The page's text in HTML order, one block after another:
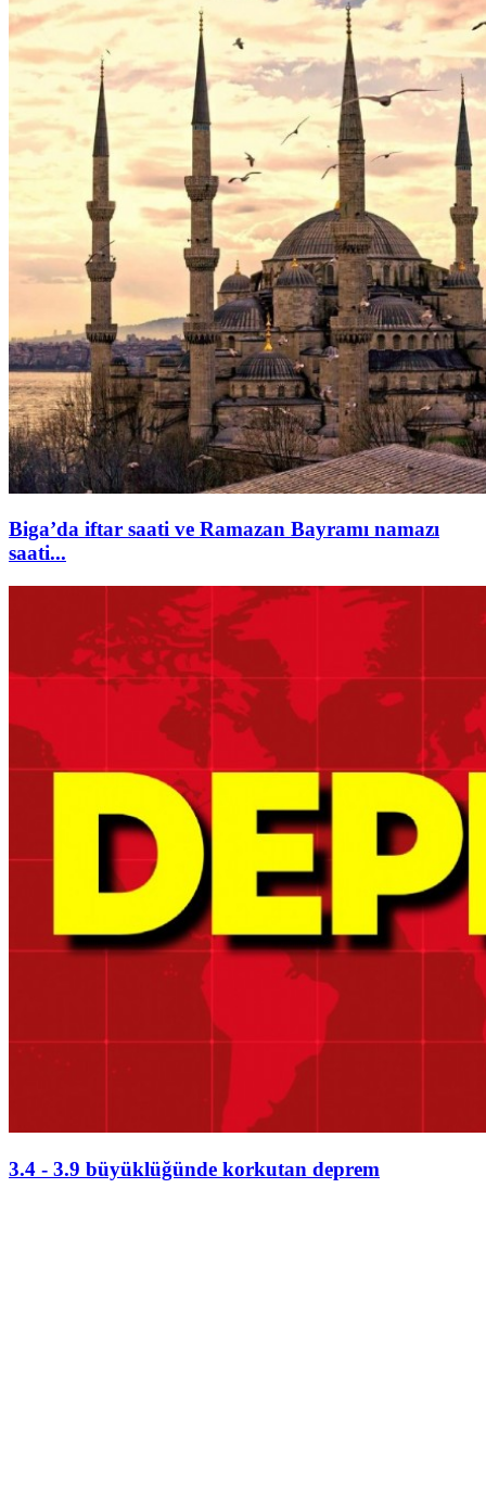
Biga’da iftar saati ve Ramazan Bayramı namazı
saati...
3.4 - 3.9 büyüklüğünde korkutan deprem